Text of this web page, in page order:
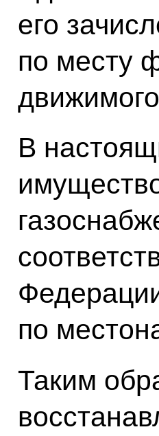
его
по месту
В
по
Таким